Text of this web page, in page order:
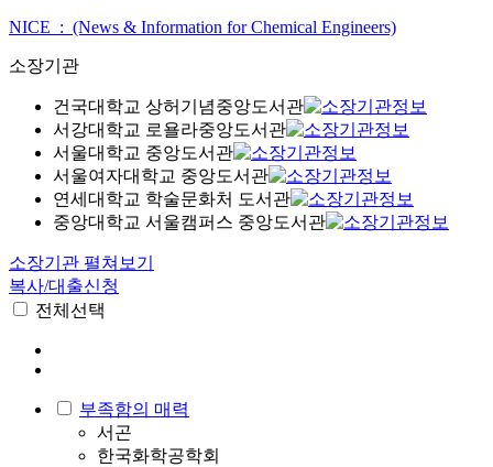
NICE : (News & Information for Chemical Engineers)
소장기관
건국대학교 상허기념중앙도서관
서강대학교 로욜라중앙도서관
서울대학교 중앙도서관
서울여자대학교 중앙도서관
연세대학교 학술문화처 도서관
중앙대학교 서울캠퍼스 중앙도서관
소장기관 펼쳐보기
복사/대출신청
전체선택
부족함의 매력
서곤
한국화학공학회